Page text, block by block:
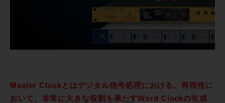
Master Clockとはデジタル信号処理における、再現性に
おいて、非常に大きな役割を果たすWord Clockの生成